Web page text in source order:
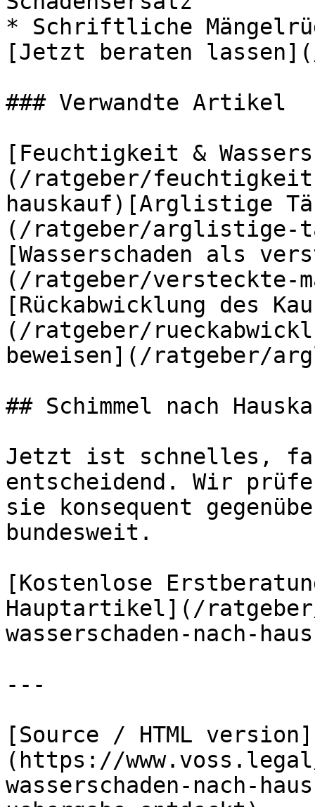
* Schriftliche
[Jetzt beraten
### Verwandte Artikel
[Feuchtigkeit &
(/ratgeber/feuchtigkeit-
hauskauf)[Arglistige
(/ratgeber/arglistige-
[Wasserschaden als
(/ratgeber/versteckte-
[Rückabwicklung des
(/ratgeber/
beweisen](/ratgeber/
## Schimmel nach
Jetzt ist schnelles,
entscheidend. Wir
sie konsequent
bundesweit.
[Kostenlose
Hauptartikel](/
wasserschaden-nach-
---
[Source / HTML version]
(https://
wasserschaden-nach-